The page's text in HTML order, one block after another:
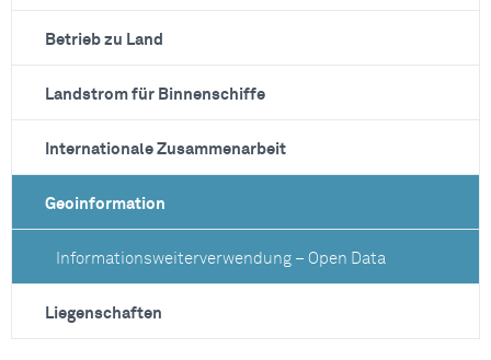
Betrieb zu Land
Landstrom für Binnenschiffe
Internationale Zusammenarbeit
Geoinformation
Informationsweiterverwendung – Open Data
Liegenschaften